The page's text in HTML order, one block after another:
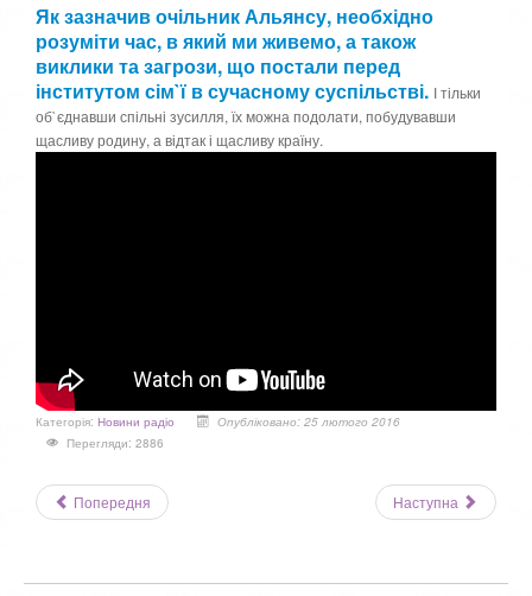
Як зазначив очільник Альянсу, необхідно
розуміти час, в який ми живемо, а також
виклики та загрози, що постали перед
інститутом сім`ї в сучасному суспільстві. І тільки
об`єднавши спільні зусилля, їх можна подолати, побудувавши
щасливу родину, а відтак і щасливу країну.
Категорія: Новини радіо
Опубліковано: 25 лютого 2016
Перегляди: 2886
Попередня Наступна